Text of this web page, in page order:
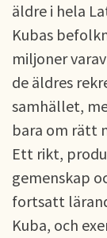
äldre i hela
Kubas
miljoner
de äldres
samhället,
bara om rätt
Ett rikt,
gemenskap
fortsatt
Kuba, och